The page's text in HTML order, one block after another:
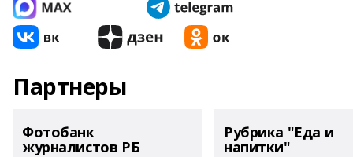
Партнеры
Фотобанк
журналистов РБ
Рубрика "Еда и
напитки"